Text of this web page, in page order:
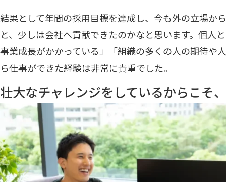
結果として年間の採用目標を達成し、今も外の立場か
と、少しは会社へ貢献できたのかなと思います。個人
事業成長がかかっている」「組織の多くの人の期待や
ら仕事ができた経験は非常に貴重でした。
壮大なチャレンジをしているからこそ